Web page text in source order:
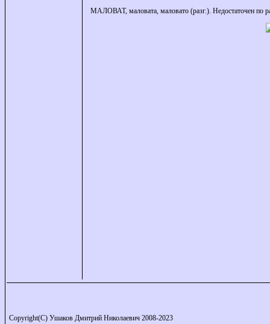
МАЛОВАТ, маловата, маловато (разг.). Недостаточен по
Copyright(C) Ушаков Дмитрий Николаевич 2008-2023